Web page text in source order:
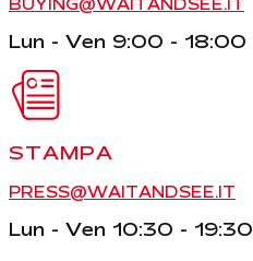
BUYING@WAITANDSEE.IT
Lun - Ven 9:00 - 18:00
STAMPA
PRESS@WAITANDSEE.IT
Lun - Ven 10:30 - 19:30